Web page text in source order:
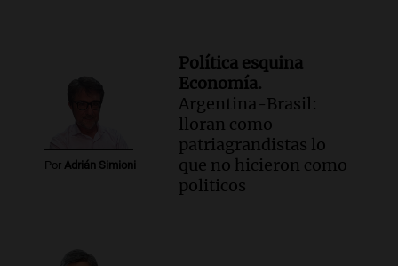
Por Adrián Simioni
Política esquina
Economía.
Argentina-Brasil:
lloran como
patriagrandistas lo
que no hicieron como
politicos